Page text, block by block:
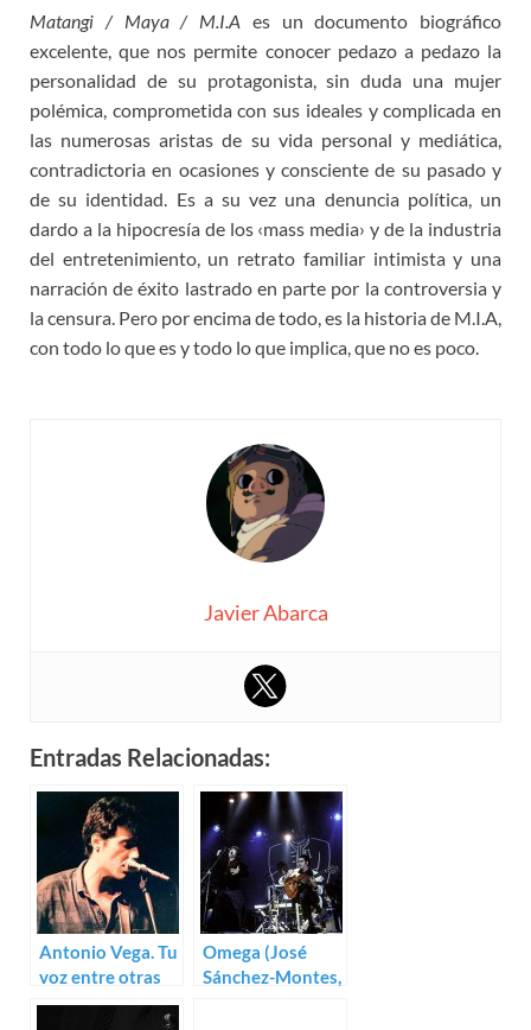
Matangi / Maya / M.I.A es un documento biográfico
excelente, que nos permite conocer pedazo a pedazo la
personalidad de su protagonista, sin duda una mujer
polémica, comprometida con sus ideales y complicada en
las numerosas aristas de su vida personal y mediática,
contradictoria en ocasiones y consciente de su pasado y
de su identidad. Es a su vez una denuncia política, un
dardo a la hipocresía de los ‹mass media› y de la industria
del entretenimiento, un retrato familiar intimista y una
narración de éxito lastrado en parte por la controversia y
la censura. Pero por encima de todo, es la historia de M.I.A,
con todo lo que es y todo lo que implica, que no es poco.
Javier Abarca
Entradas Relacionadas:
Antonio Vega. Tu
voz entre otras
mil (Paloma
Omega (José
Sánchez-Montes,